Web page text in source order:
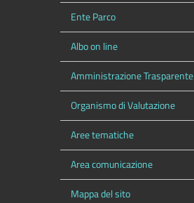
Ente Parco
Albo on line
Amministrazione Trasparente
Organismo di Valutazione
Aree tematiche
Area comunicazione
Mappa del sito